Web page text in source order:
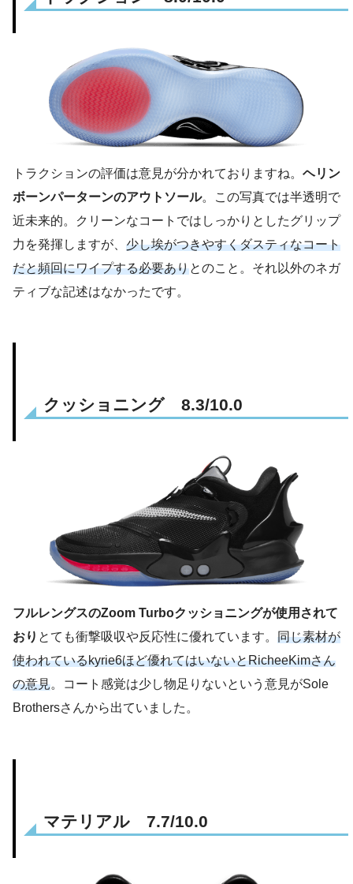
トラクションの評価は意見が分かれておりますね。 ヘリン
ボーンパーターンのアウトソール。この写真では半透明で
近未来的。クリーンなコートではしっかりとしたグリップ
力を発揮しますが、 少し埃がつきやすくダスティなコート
だと頻回にワイプする必要ありとのこと。それ以外のネガ
ティブな記述はなかったです。
クッショニング 8.3/10.0
フルレングスのZoom Turboクッショニングが使用されて
おり とても衝撃吸収や反応性に優れています。 同じ素材が
使われているkyrie6ほど優れてはいないとRicheeKimさん
の意見。コート感覚は少し物足りないという意見がSole
Brothersさんから出ていました。
マテリアル 7.7/10.0